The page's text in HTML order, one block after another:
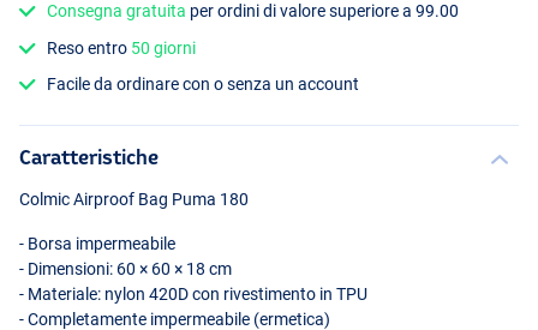
Consegna gratuita per ordini di valore superiore a 99.00
Reso entro 50 giorni
Facile da ordinare con o senza un account
Caratteristiche
Colmic Airproof Bag Puma 180
- Borsa impermeabile
- Dimensioni: 60 × 60 × 18 cm
- Materiale: nylon 420D con rivestimento in TPU
- Completamente impermeabile (ermetica)